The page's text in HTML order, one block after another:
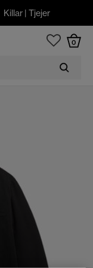
Killar| Tjejer
0